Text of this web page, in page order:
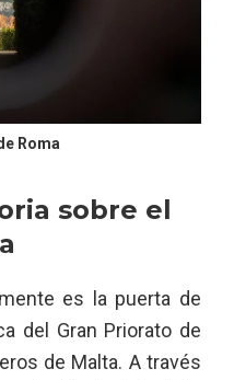
Roma
sobre el
es la puerta de
del Gran Priorato de
de Malta. A través